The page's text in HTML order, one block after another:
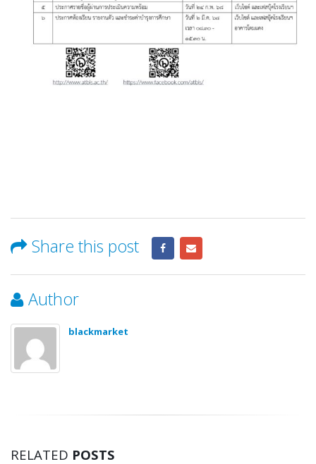
Share this post
Author
blackmarket
RELATED POSTS